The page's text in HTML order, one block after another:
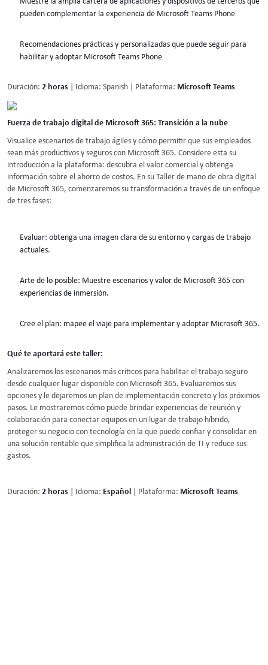
pueden complementar la experiencia de Microsoft Teams Phone
Recomendaciones prácticas y personalizadas que puede seguir para
habilitar y adoptar Microsoft Teams Phone
Duración: 2 horas | Idioma: Spanish | Plataforma: Microsoft Teams
Fuerza de trabajo digital de Microsoft 365: Transición a la nube
Visualice escenarios de trabajo ágiles y cómo permitir que sus empleados
sean más productivos y seguros con Microsoft 365. Considere esta su
introducción a la plataforma: descubra el valor comercial y obtenga
información sobre el ahorro de costos. En su Taller de mano de obra digital
de Microsoft 365, comenzaremos su transformación a través de un enfoque
de tres fases:
Evaluar: obtenga una imagen clara de su entorno y cargas de trabajo
actuales.
Arte de lo posible: Muestre escenarios y valor de Microsoft 365 con
experiencias de inmersión.
Cree el plan: mapee el viaje para implementar y adoptar Microsoft 365.
Qué te aportará este taller:
Analizaremos los escenarios más críticos para habilitar el trabajo seguro
desde cualquier lugar disponible con Microsoft 365. Evaluaremos sus
opciones y le dejaremos un plan de implementación concreto y los próximos
pasos. Le mostraremos cómo puede brindar experiencias de reunión y
colaboración para conectar equipos en un lugar de trabajo híbrido,
proteger su negocio con tecnología en la que puede confiar y consolidar en
una solución rentable que simplifica la administración de TI y reduce sus
gastos.
Duración: 2 horas | Idioma: Español | Plataforma: Microsoft Teams